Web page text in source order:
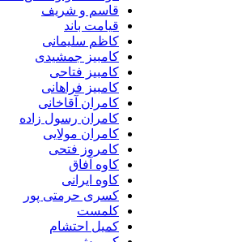
قاسم و شریف
قیامت باند
کاظم سلیمانی
کامبیز جمشیدی
کامبیز فتاحی
کامبیز فراهانی
کامران آقاخانی
کامران رسول زاده
کامران مولایی
کامروز فتحی
کاوه آفاق
کاوه ایرانی
کسری حرمتی پور
کلمست
کمیل احتشام